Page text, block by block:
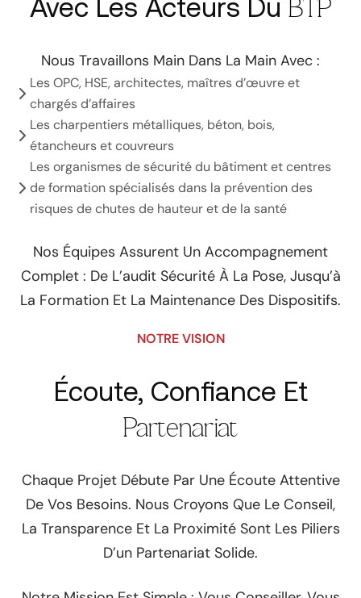
Avec Les Acteurs Du BTP
Nous Travaillons Main Dans La Main Avec :
Les OPC, HSE, architectes, maîtres d’œuvre et
chargés d’affaires
Les charpentiers métalliques, béton, bois,
étancheurs et couvreurs
Les organismes de sécurité du bâtiment et centres
de formation spécialisés dans la prévention des
risques de chutes de hauteur et de la santé
Nos Équipes Assurent Un Accompagnement
Complet : De L’audit Sécurité À La Pose, Jusqu’à
La Formation Et La Maintenance Des Dispositifs.
NOTRE VISION
Écoute, Confiance Et
Partenariat
Chaque Projet Débute Par Une Écoute Attentive
De Vos Besoins. Nous Croyons Que Le Conseil,
La Transparence Et La Proximité Sont Les Piliers
D’un Partenariat Solide.